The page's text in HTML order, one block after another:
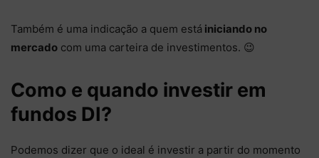
Também é uma indicação a quem está iniciando no
mercado com uma carteira de investimentos. 😉
Como e quando investir em
fundos DI?
Podemos dizer que o ideal é investir a partir do momento